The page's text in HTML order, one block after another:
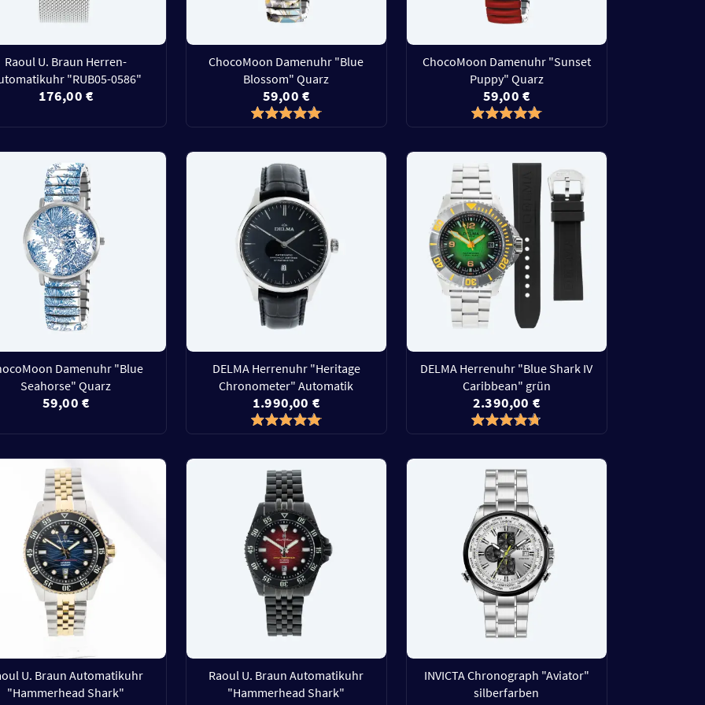
Raoul U. Braun Herren-
"RUB05-0586"
176,00 €
ChocoMoon Damenuhr "Blue
Blossom" Quarz
59,00 €
ChocoMoon Damenuhr "Sunset
Puppy" Quarz
59,00 €
Damenuhr "Blue
Seahorse" Quarz
59,00 €
DELMA Herrenuhr "Heritage
Chronometer" Automatik
1.990,00 €
DELMA Herrenuhr "Blue Shark IV
Caribbean" grün
2.390,00 €
U. Braun Automatikuhr
"Hammerhead Shark"
Raoul U. Braun Automatikuhr
"Hammerhead Shark"
INVICTA Chronograph "Aviator"
silberfarben